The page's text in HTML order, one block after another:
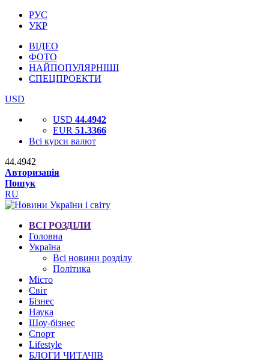
РУС
УКР
ВІДЕО
ФОТО
НАЙПОПУЛЯРНІШІ
СПЕЦПРОЕКТИ
USD
USD 44.4942
EUR 51.3366
Всі курси валют
44.4942
Авторизація
Пошук
RU
ВСІ РОЗДІЛИ
Головна
Україна
Всі новини розділу
Політика
Місто
Світ
Бізнес
Наука
Шоу-бізнес
Спорт
Lifestyle
БЛОГИ ЧИТАЧІВ